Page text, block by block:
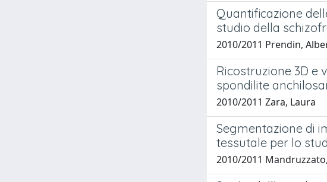
Quantificazione
studio della
2010/2011 Prendin,
Ricostruzione 3D e
spondilite
2010/2011 Zara, Laura
Segmentazione di
tessutale per lo
2010/2011